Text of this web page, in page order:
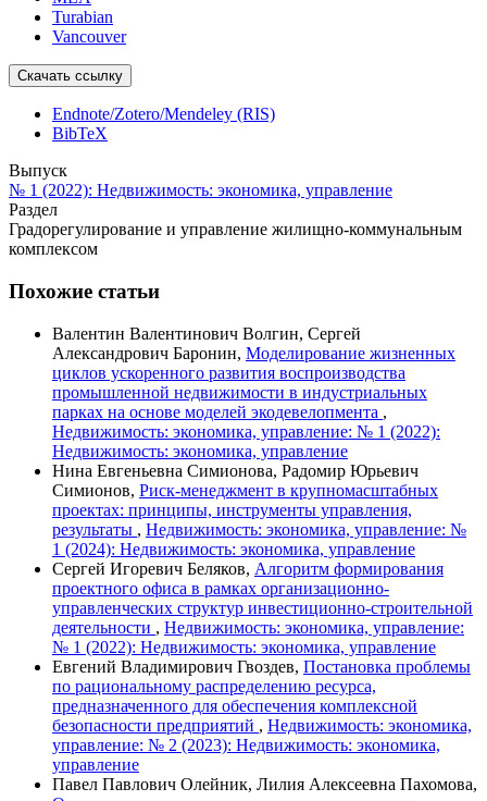
Turabian
Vancouver
Скачать ссылку
Endnote/Zotero/Mendeley (RIS)
BibTeX
Выпуск
№ 1 (2022): Недвижимость: экономика, управление
Раздел
Градорегулирование и управление жилищно-коммунальным
комплексом
Похожие статьи
Валентин Валентинович Волгин, Сергей
Александрович Баронин, Моделирование жизненных
циклов ускоренного развития воспроизводства
промышленной недвижимости в индустриальных
парках на основе моделей экодевелопмента ,
Недвижимость: экономика, управление: № 1 (2022):
Недвижимость: экономика, управление
Нина Евгеньевна Симионова, Радомир Юрьевич
Симионов, Риск-менеджмент в крупномасштабных
проектах: принципы, инструменты управления,
результаты , Недвижимость: экономика, управление: №
1 (2024): Недвижимость: экономика, управление
Сергей Игоревич Беляков, Алгоритм формирования
проектного офиса в рамках организационно-
управленческих структур инвестиционно-строительной
деятельности , Недвижимость: экономика, управление:
№ 1 (2022): Недвижимость: экономика, управление
Евгений Владимирович Гвоздев, Постановка проблемы
по рациональному распределению ресурса,
предназначенного для обеспечения комплексной
безопасности предприятий , Недвижимость: экономика,
управление: № 2 (2023): Недвижимость: экономика,
управление
Павел Павлович Олейник, Лилия Алексеевна Пахомова,